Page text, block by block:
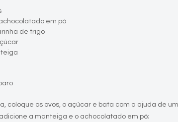
em pó
de trigo
coloque os ovos, o açúcar e bata com a ajuda de
a manteiga e o achocolatado em pó;